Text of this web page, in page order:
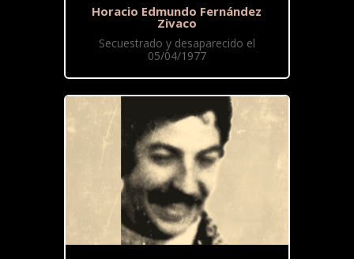
Horacio Edmundo Fernández
Zivaco
Secuestrado y desaparecido el
05/04/1977